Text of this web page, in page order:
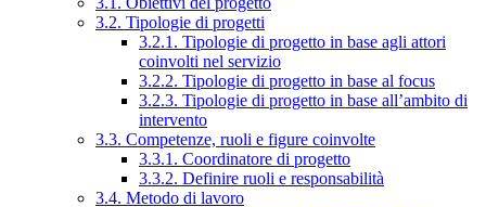
3.2. Tipologie di progetti
3.2.1. Tipologie di progetto in base agli attori
coinvolti nel servizio
3.2.2. Tipologie di progetto in base al focus
3.2.3. Tipologie di progetto in base all’ambito di
intervento
3.3. Competenze, ruoli e figure coinvolte
3.3.1. Coordinatore di progetto
3.3.2. Definire ruoli e responsabilità
3.4. Metodo di lavoro